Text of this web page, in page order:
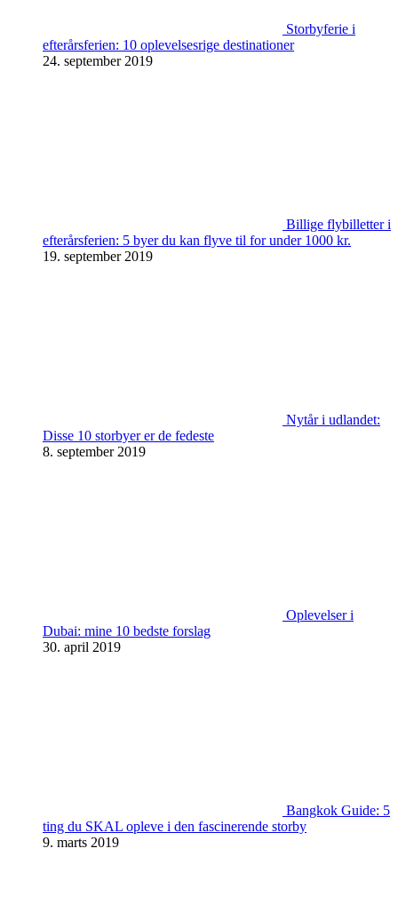
Storbyferie i
efterårsferien: 10 oplevelsesrige destinationer
24. september 2019
Billige flybilletter i
efterårsferien: 5 byer du kan flyve til for under 1000 kr.
19. september 2019
Nytår i udlandet:
Disse 10 storbyer er de fedeste
8. september 2019
Oplevelser i
Dubai: mine 10 bedste forslag
30. april 2019
Bangkok Guide: 5
ting du SKAL opleve i den fascinerende storby
9. marts 2019